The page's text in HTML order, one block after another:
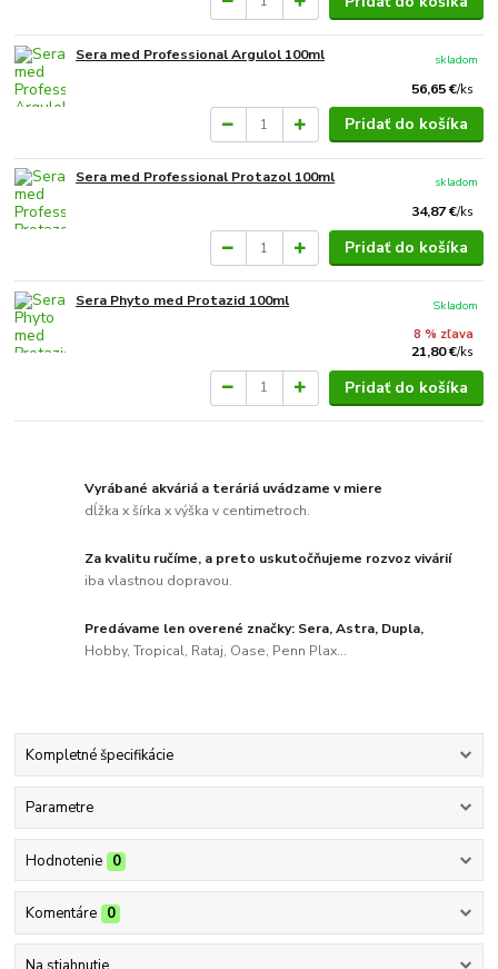
Sera med Professional Argulol 100ml
56,65 €/ks
skladom
Pridať do košíka
Sera med Professional Protazol 100ml
34,87 €/ks
skladom
Pridať do košíka
Sera Phyto med Protazid 100ml
8 % zľava
21,80 €/ks
Skladom
Pridať do košíka
Vyrábané akváriá a teráriá uvádzame v miere
dĺžka x šírka x výška v centimetroch.
Za kvalitu ručíme, a preto uskutočňujeme rozvoz vivárií
iba vlastnou dopravou.
Predávame len overené značky: Sera, Astra, Dupla,
Hobby, Tropical, Rataj, Oase, Penn Plax...
Kompletné špecifikácie
Parametre
Hodnotenie 0
Komentáre 0